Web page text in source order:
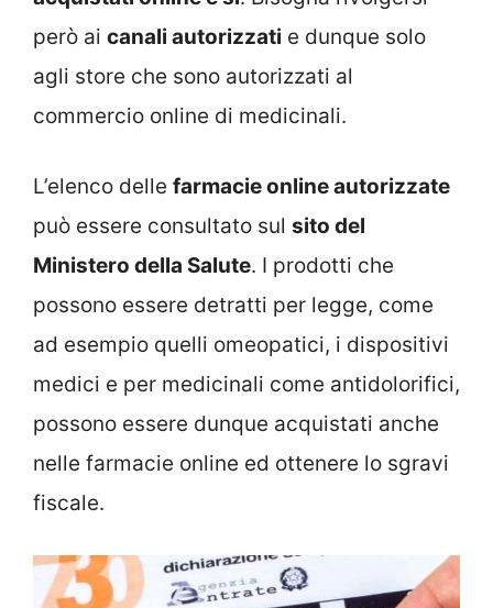
però ai canali autorizzati e dunque solo
agli store che sono autorizzati al
commercio online di medicinali.
L’elenco delle farmacie online autorizzate
può essere consultato sul sito del
Ministero della Salute. I prodotti che
possono essere detratti per legge, come
ad esempio quelli omeopatici, i dispositivi
medici e per medicinali come antidolorifici,
possono essere dunque acquistati anche
nelle farmacie online ed ottenere lo sgravi
fiscale.